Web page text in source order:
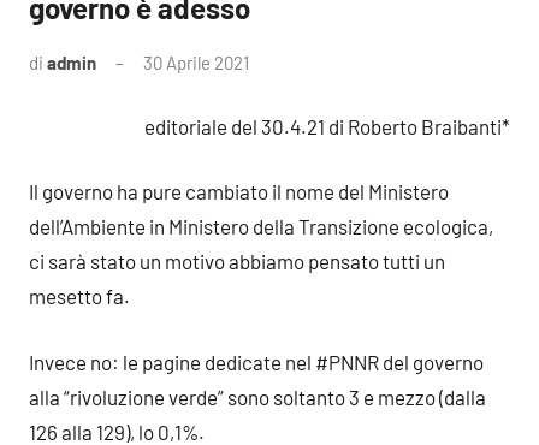
governo è adesso
di admin 30 Aprile 2021
editoriale del 30.4.21 di Roberto Braibanti*
Il governo ha pure cambiato il nome del Ministero
dell’Ambiente in Ministero della Transizione ecologica,
ci sarà stato un motivo abbiamo pensato tutti un
mesetto fa.
Invece no: le pagine dedicate nel #PNNR del governo
alla “rivoluzione verde” sono soltanto 3 e mezzo (dalla
126 alla 129), lo 0,1%.